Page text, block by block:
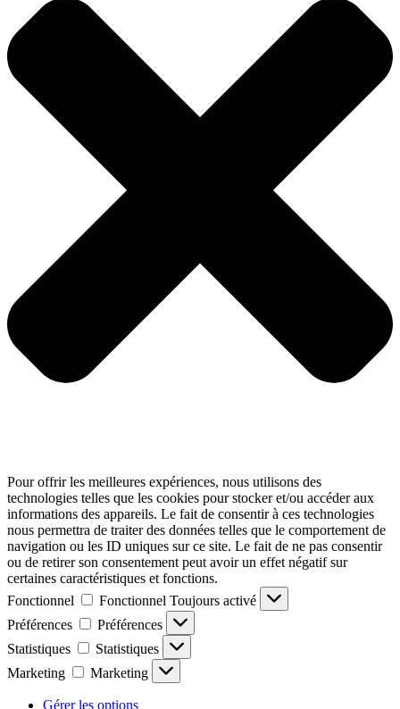
Pour offrir les meilleures expériences, nous utilisons des
technologies telles que les cookies pour stocker et/ou accéder aux
informations des appareils. Le fait de consentir à ces technologies
nous permettra de traiter des données telles que le comportement de
navigation ou les ID uniques sur ce site. Le fait de ne pas consentir
ou de retirer son consentement peut avoir un effet négatif sur
certaines caractéristiques et fonctions.
Fonctionnel
Fonctionnel Toujours activé
Préférences
Préférences
Statistiques
Statistiques
Marketing
Marketing
Gérer les options